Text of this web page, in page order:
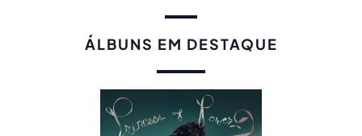
ÁLBUNS EM DESTAQUE